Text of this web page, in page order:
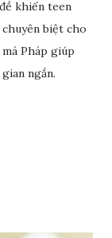
khiến teen
biệt cho
Pháp giúp
ngắn.